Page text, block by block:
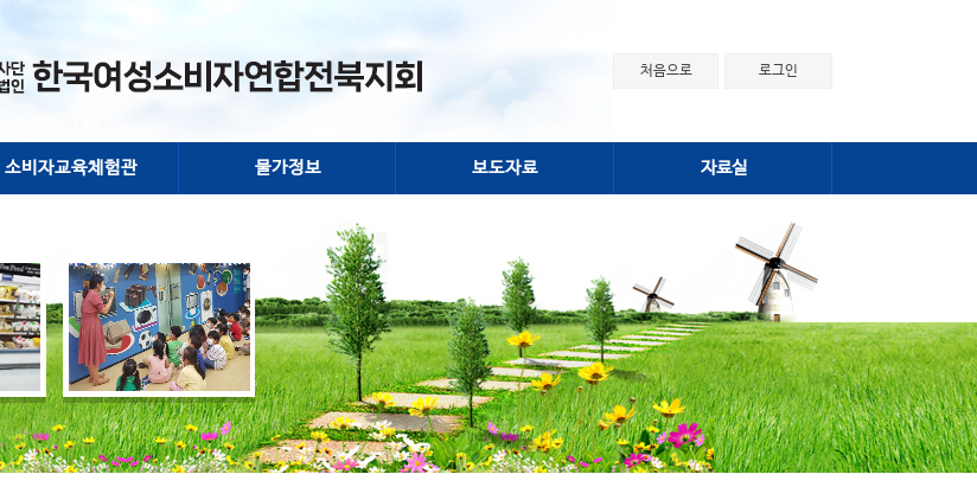
처음으로 로그인
소비자교육체험관 물가정보 보도자료 자료실